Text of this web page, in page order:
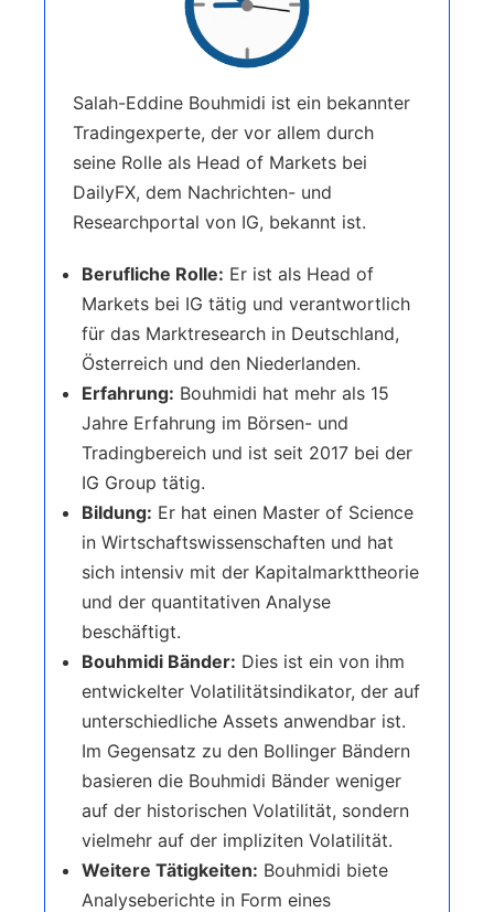
Salah-Eddine Bouhmidi ist ein bekannter
Tradingexperte, der vor allem durch
seine Rolle als Head of Markets bei
DailyFX, dem Nachrichten- und
Researchportal von IG, bekannt ist.
Berufliche Rolle: Er ist als Head of
Markets bei IG tätig und verantwortlich
für das Marktresearch in Deutschland,
Österreich und den Niederlanden.
Erfahrung: Bouhmidi hat mehr als 15
Jahre Erfahrung im Börsen- und
Tradingbereich und ist seit 2017 bei der
IG Group tätig.
Bildung: Er hat einen Master of Science
in Wirtschaftswissenschaften und hat
sich intensiv mit der Kapitalmarkttheorie
und der quantitativen Analyse
beschäftigt.
Bouhmidi Bänder: Dies ist ein von ihm
entwickelter Volatilitätsindikator, der auf
unterschiedliche Assets anwendbar ist.
Im Gegensatz zu den Bollinger Bändern
basieren die Bouhmidi Bänder weniger
auf der historischen Volatilität, sondern
vielmehr auf der impliziten Volatilität.
Weitere Tätigkeiten: Bouhmidi biete
Analyseberichte in Form eines